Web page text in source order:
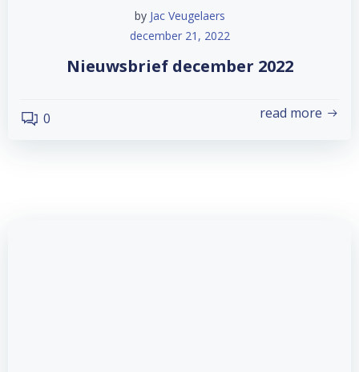
by Jac Veugelaers
december 21, 2022
Nieuwsbrief december 2022
0 read more